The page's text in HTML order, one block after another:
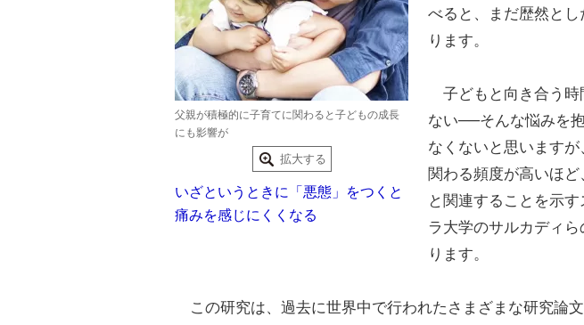
父親が積極的に子育てに関わると子どもの成長
にも影響が
拡大する
いざというときに「悪態」をつくと
痛みを感じにくくなる
べると、まだ歴然と
ります。
子どもと向き合う時
ない──そんな悩みを
なくないと思います
関わる頻度が高いほ
と関連することを示
ラ大学のサルカディ
ります。
この研究は、過去に世界中で行われたさまざまな研究論